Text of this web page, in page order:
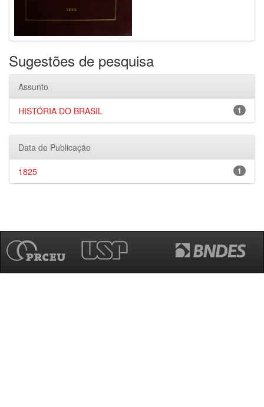
Sugestões de pesquisa
Assunto
1
HISTÓRIA DO BRASIL
Data de Publicação
1
1825